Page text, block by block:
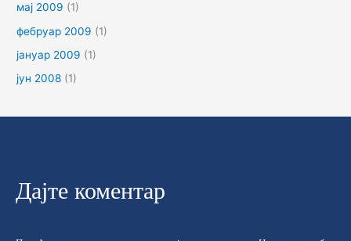
мај 2009 (1)
фебруар 2009 (1)
јануар 2009 (1)
јун 2008 (1)
Дајте коментар